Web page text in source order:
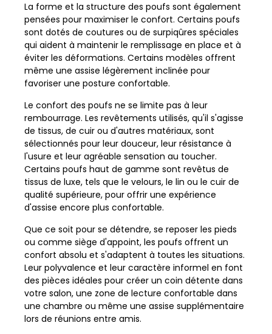
La forme et la structure des poufs sont également
pensées pour maximiser le confort. Certains poufs
sont dotés de coutures ou de surpiqûres spéciales
qui aident à maintenir le remplissage en place et à
éviter les déformations. Certains modèles offrent
même une assise légèrement inclinée pour
favoriser une posture confortable.
Le confort des poufs ne se limite pas à leur
rembourrage. Les revêtements utilisés, qu'il s'agisse
de tissus, de cuir ou d'autres matériaux, sont
sélectionnés pour leur douceur, leur résistance à
l'usure et leur agréable sensation au toucher.
Certains poufs haut de gamme sont revêtus de
tissus de luxe, tels que le velours, le lin ou le cuir de
qualité supérieure, pour offrir une expérience
d'assise encore plus confortable.
Que ce soit pour se détendre, se reposer les pieds
ou comme siège d'appoint, les poufs offrent un
confort absolu et s'adaptent à toutes les situations.
Leur polyvalence et leur caractère informel en font
des pièces idéales pour créer un coin détente dans
votre salon, une zone de lecture confortable dans
une chambre ou même une assise supplémentaire
lors de réunions entre amis.